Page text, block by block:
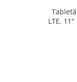
LTE, 11"